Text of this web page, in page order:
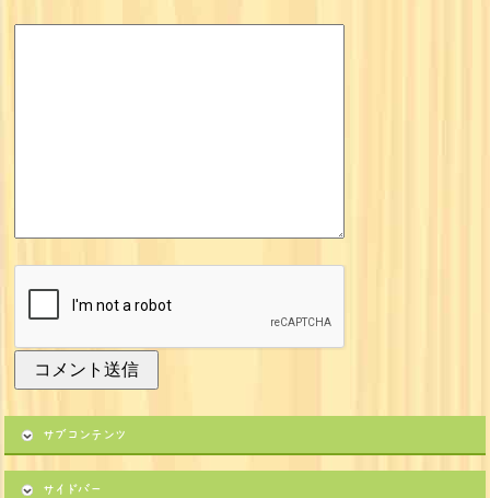
サブコンテンツ
サイドバー